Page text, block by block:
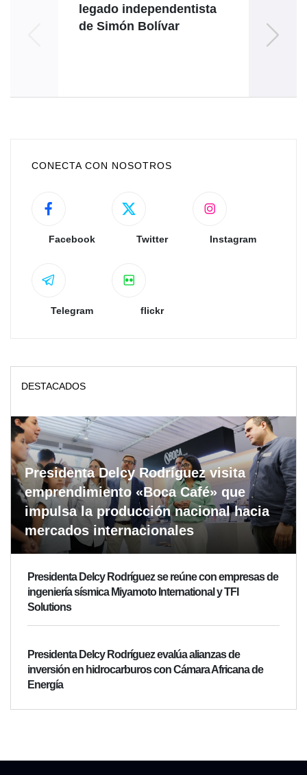
legado independentista
de Simón Bolívar
CONECTA CON NOSOTROS
Facebook Twitter Instagram
Telegram flickr
DESTACADOS
Presidenta Delcy Rodríguez visita
emprendimiento «Boca Café» que
impulsa la producción nacional hacia
mercados internacionales
Presidenta Delcy Rodríguez se reúne con empresas de
ingeniería sísmica Miyamoto International y TFI
Solutions
Presidenta Delcy Rodríguez evalúa alianzas de
inversión en hidrocarburos con Cámara Africana de
Energía